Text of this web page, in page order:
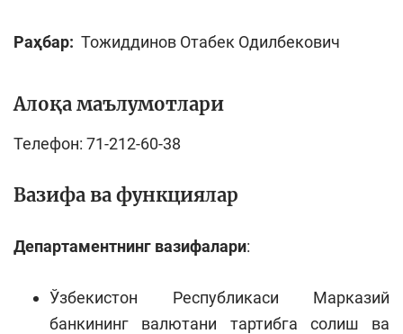
Раҳбар: Тожиддинов Отабек Одилбекович
Алоқа маълумотлари
Телефон: 71-212-60-38
Вазифа ва функциялар
Департаментнинг вазифалари:
Ўзбекистон Республикаси Марказий
банкининг валютани тартибга солиш ва